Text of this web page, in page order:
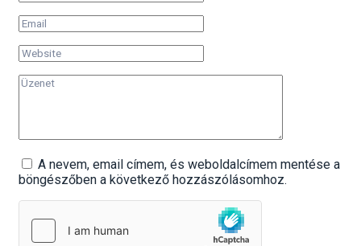
A nevem, email címem, és weboldalcímem mentése a
böngészőben a következő hozzászólásomhoz.